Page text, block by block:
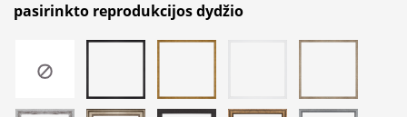
pasirinkto reprodukcijos dydžio